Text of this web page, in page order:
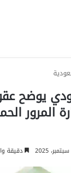
يوضح
المرور
دقيقة